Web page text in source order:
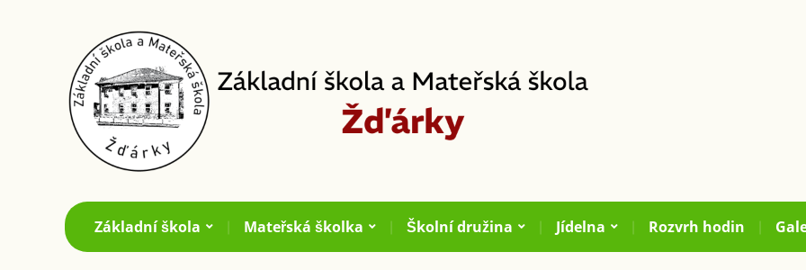
Základní škola Mateřská školka Školní družina Jídelna Rozvrh hodin